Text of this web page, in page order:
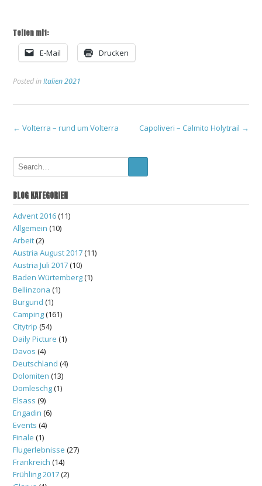
Teilen mit:
E-Mail
Drucken
Posted inItalien 2021
Post
navigation
← Volterra – rund um Volterra Capoliveri – Calmito Holytrail →
BLOG KATEGORIEN
Advent 2016(11)
Allgemein (10)
Arbeit(2)
Austria August 2017(11)
Austria Juli 2017(10)
Baden Würtemberg(1)
Bellinzona (1)
Burgund (1)
Camping(161)
Citytrip (54)
Daily Picture (1)
Davos (4)
Deutschland (4)
Dolomiten (13)
Domleschg(1)
Elsass (9)
Engadin (6)
Events (4)
Finale (1)
Flugerlebnisse (27)
Frankreich (14)
Frühling 2017(2)